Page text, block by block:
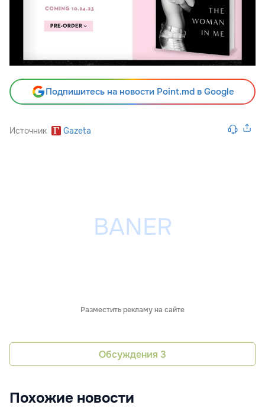
Подпишитесь на новости Point.md в Google
Источник Gazeta
Разместить рекламу на сайте
Обсуждения 3
Похожие новости